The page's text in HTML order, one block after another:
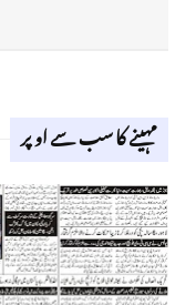
مہینے کا سب سے اوپر